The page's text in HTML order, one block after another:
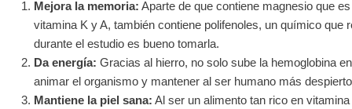
Mejora la memoria: Aparte de que contiene magnesio que
vitamina K y A, también contiene polifenoles, un químico que
durante el estudio es bueno tomarla.
Da energía: Gracias al hierro, no solo sube la hemoglobina
animar el organismo y mantener al ser humano más
Mantiene la piel sana: Al ser un alimento tan rico en